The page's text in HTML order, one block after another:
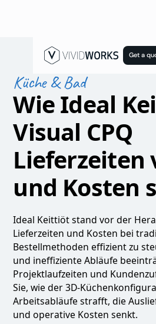
Get a
Küche & Bad
Wie Ideal
Visual CPQ
Lieferzeiten
und Kosten
Ideal Keittiöt stand vor der
Lieferzeiten und Kosten bei
Bestellmethoden effizient zu
und ineffiziente Abläufe
Projektlaufzeiten und
Sie, wie der 3D-
Arbeitsabläufe strafft, die
und operative Kosten senkt.